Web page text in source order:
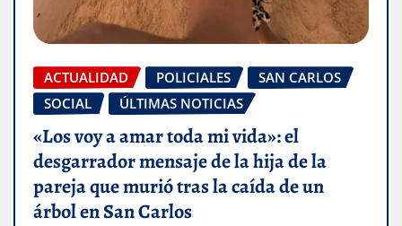
ACTUALIDAD POLICIALES
SAN CARLOS
SOCIAL
ÚLTIMAS NOTICIAS
«Los voy a amar toda mi vida»: el
desgarrador mensaje de la hija de la
pareja que murió tras la caída de un
árbol en San Carlos